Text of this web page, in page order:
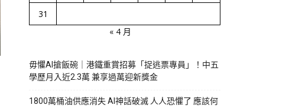
31
« 4 月
毋懼AI搶飯碗｜港鐵重賞招募「捉逃票專員」！中五
學歷月入近2.3萬 兼享過萬迎新獎金
1800萬桶油供應消失 AI神話破滅 人人恐懼了 應該何